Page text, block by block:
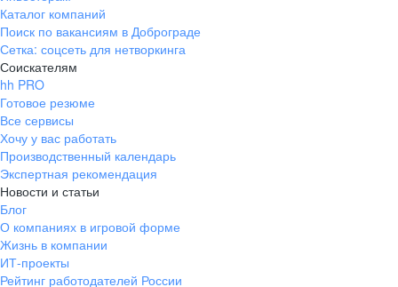
Каталог компаний
Поиск по вакансиям в Доброграде
Сетка: соцсеть для нетворкинга
Соискателям
hh PRO
Готовое резюме
Все сервисы
Хочу у вас работать
Производственный календарь
Экспертная рекомендация
Новости и статьи
Блог
О компаниях в игровой форме
Жизнь в компании
ИТ-проекты
Рейтинг работодателей России